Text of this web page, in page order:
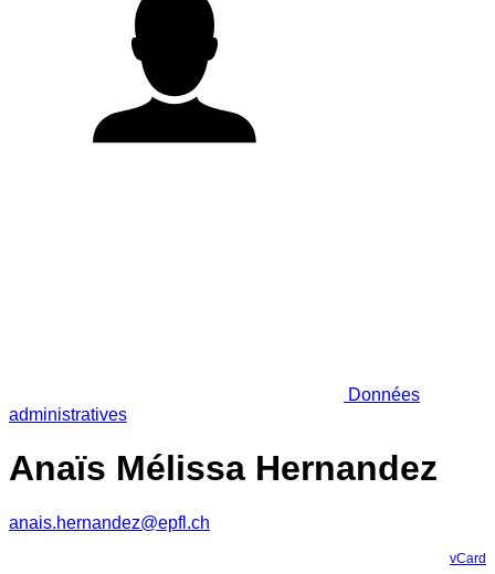
Données
administratives
Anaïs Mélissa Hernandez
anais.hernandez@epfl.ch
vCard